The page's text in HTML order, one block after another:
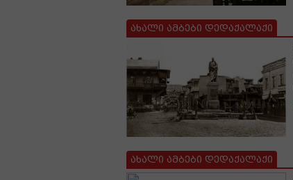
ახალი ამბები დედაქალაქი
ახალი ამბები დედაქალაქი